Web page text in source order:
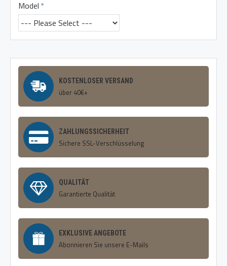
Model
KOSTENLOSER VERSAND
über 40€+
ZAHLUNGSSICHERHEIT
Sichere SSL-Verschlüsselung
QUALITÄT
Garantierte Qualität
EXKLUSIVE ANGEBOTE
Abonnieren Sie unsere E-Mails